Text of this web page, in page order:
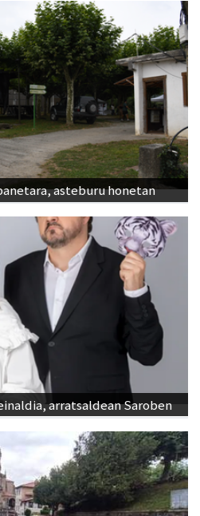
asteburu honetan
arratsaldean Saroben